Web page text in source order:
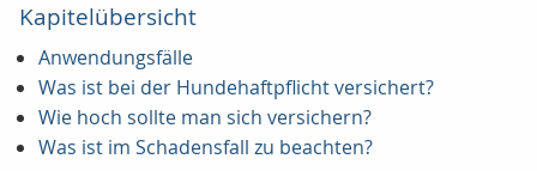
Kapitelübersicht
Anwendungsfälle
Was ist bei der Hundehaftpflicht versichert?
Wie hoch sollte man sich versichern?
Was ist im Schadensfall zu beachten?